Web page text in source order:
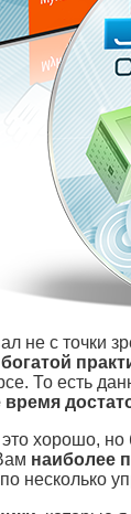
не с точки
То есть
хорошо,
наиболее
несколько